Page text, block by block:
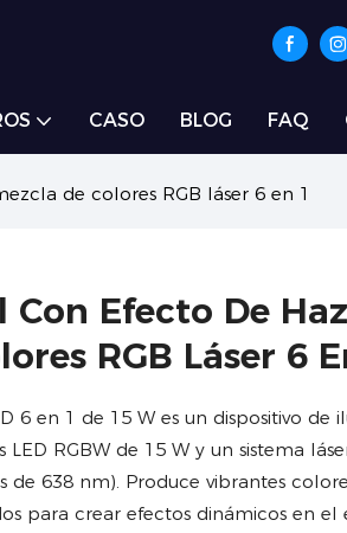
CASO BLOG FAQ
de colores RGB láser 6 en 1
Con Efecto De
RGB Láser 6
6 en 1 de 15 W es un dispositivo de
LED RGBW de 15 W y un sistema
de 638 nm). Produce vibrantes
para crear efectos dinámicos en el